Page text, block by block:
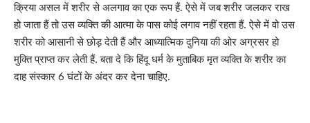
क्रिया असल में शरीर से अलगाव का एक रूप हैं. ऐसे में जब शरीर जलकर राख
हो जाता हैं तो उस व्यक्ति की आत्मा के पास कोई लगाव नहीं रहता हैं. ऐसे में वो उस
शरीर को आसानी से छोड़ देती हैं और आध्यात्मिक दुनिया की ओर अग्रसर हो
मुक्ति प्राप्त कर लेती हैं. बता दे कि हिंदू धर्म के मुताबिक मृत व्यक्ति के शरीर का
दाह संस्कार 6 घंटों के अंदर कर देना चाहिए.